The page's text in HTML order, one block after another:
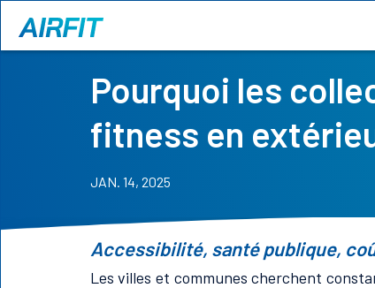
Pourquoi les
fitness en
JAN. 14, 2025
Accessibilité, santé publique,
Les villes et communes cherchent